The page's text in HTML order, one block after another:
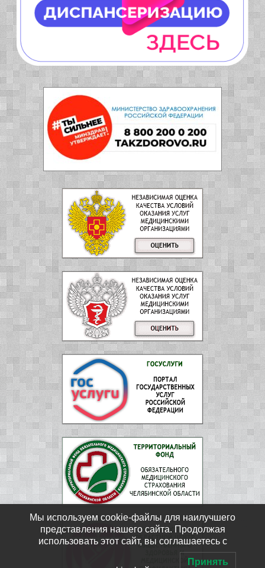
Мы используем cookie-файлы для наилучшего
представления нашего сайта. Продолжая
использовать этот сайт, вы соглашаетесь с
Принять